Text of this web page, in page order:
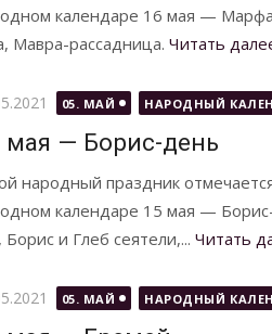
календаре 16 мая —
Мавра-рассадница. Читать
05. МАЙ НАРОДНЫЙ
мая — Борис-день
народный праздник
календаре 15 мая —
и Глеб сеятели,... Читать
05. МАЙ НАРОДНЫЙ